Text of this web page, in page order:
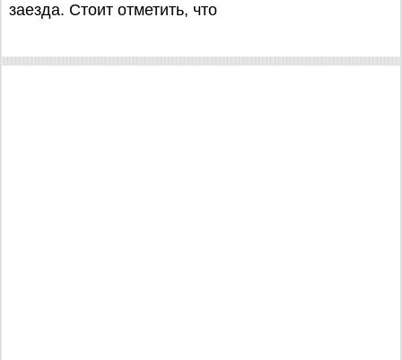
заезда. Стоит отметить, что